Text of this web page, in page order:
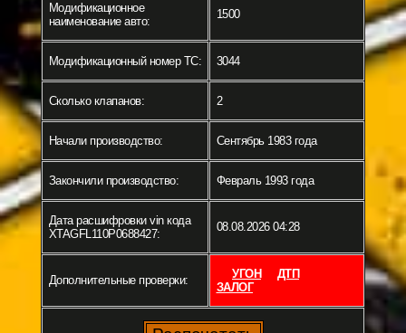
Модификационное
наименование авто:
1500
Модификационный номер ТС: 3044
Сколько клапанов: 2
Начали производство: Сентябрь 1983 года
Закончили производство: Февраль 1993 года
Дата расшифровки vin кода
XTAGFL110P0688427:
08.08.2026 04:28
Дополнительные проверки: УГОН
ДТП
ЗАЛОГ